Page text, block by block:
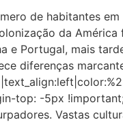
de habitantes
da
e Portugal, mais
diferenças
top: -5px
Vastas